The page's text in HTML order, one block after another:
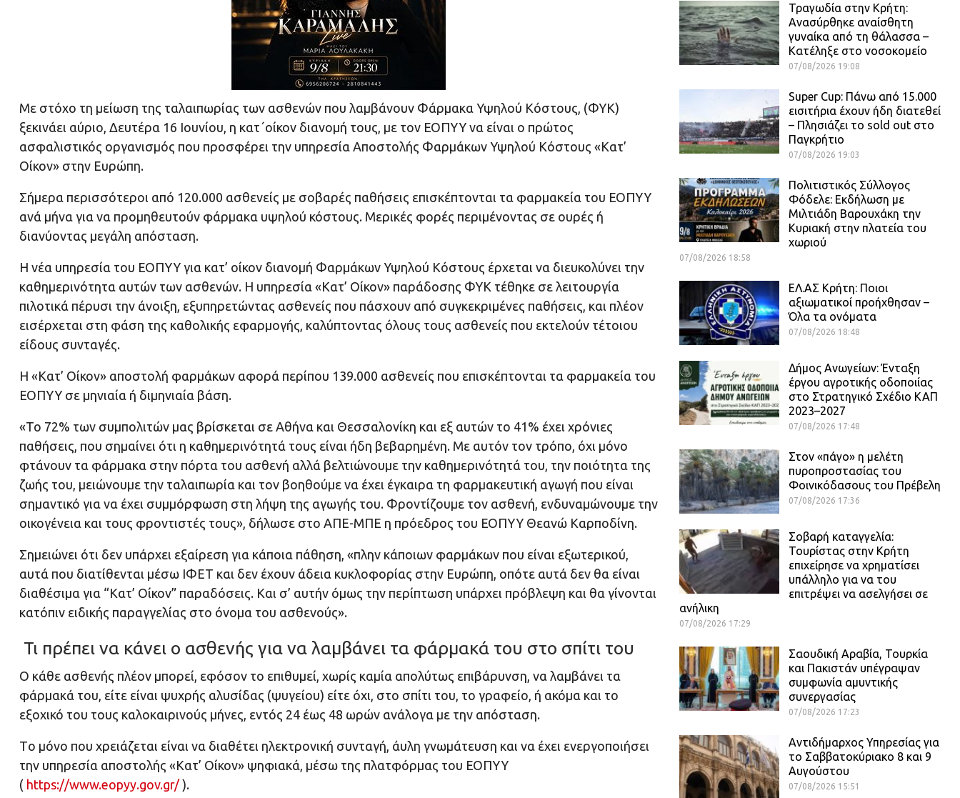
Με στόχο τη μείωση της ταλαιπωρίας των ασθενών που λαμβάνουν Φάρμακα Υψηλού Κόστους, (ΦΥΚ)
ξεκινάει αύριο, Δευτέρα 16 Ιουνίου, η κατ΄οίκον διανομή τους, με τον ΕΟΠΥΥ να είναι ο πρώτος
ασφαλιστικός οργανισμός που προσφέρει την υπηρεσία Αποστολής Φαρμάκων Υψηλού Κόστους «Κατ’
Οίκον» στην Ευρώπη.
Σήμερα περισσότεροι από 120.000 ασθενείς με σοβαρές παθήσεις επισκέπτονται τα φαρμακεία του ΕΟΠΥΥ
ανά μήνα για να προμηθευτούν φάρμακα υψηλού κόστους. Μερικές φορές περιμένοντας σε ουρές ή
διανύοντας μεγάλη απόσταση.
Η νέα υπηρεσία του ΕΟΠΥΥ για κατ’ οίκον διανομή Φαρμάκων Υψηλού Κόστους έρχεται να διευκολύνει την
καθημερινότητα αυτών των ασθενών. Η υπηρεσία «Κατ’ Οίκον» παράδοσης ΦΥΚ τέθηκε σε λειτουργία
πιλοτικά πέρυσι την άνοιξη, εξυπηρετώντας ασθενείς που πάσχουν από συγκεκριμένες παθήσεις, και πλέον
εισέρχεται στη φάση της καθολικής εφαρμογής, καλύπτοντας όλους τους ασθενείς που εκτελούν τέτοιου
είδους συνταγές.
H «Κατ’ Οίκον» αποστολή φαρμάκων αφορά περίπου 139.000 ασθενείς που επισκέπτονται τα φαρμακεία του
ΕΟΠΥΥ σε μηνιαία ή διμηνιαία βάση.
«Το 72% των συμπολιτών μας βρίσκεται σε Αθήνα και Θεσσαλονίκη και εξ αυτών το 41% έχει χρόνιες
παθήσεις, που σημαίνει ότι η καθημερινότητά τους είναι ήδη βεβαρημένη. Με αυτόν τον τρόπο, όχι μόνο
φτάνουν τα φάρμακα στην πόρτα του ασθενή αλλά βελτιώνουμε την καθημερινότητά του, την ποιότητα της
ζωής του, μειώνουμε την ταλαιπωρία και τον βοηθούμε να έχει έγκαιρα τη φαρμακευτική αγωγή που είναι
σημαντικό για να έχει συμμόρφωση στη λήψη της αγωγής του. Φροντίζουμε τον ασθενή, ενδυναμώνουμε την
οικογένεια και τους φροντιστές τους», δήλωσε στο ΑΠΕ-ΜΠΕ η πρόεδρος του ΕΟΠΥΥ Θεανώ Καρποδίνη.
Σημειώνει ότι δεν υπάρχει εξαίρεση για κάποια πάθηση, «πλην κάποιων φαρμάκων που είναι εξωτερικού,
αυτά που διατίθενται μέσω ΙΦΕΤ και δεν έχουν άδεια κυκλοφορίας στην Ευρώπη, οπότε αυτά δεν θα είναι
διαθέσιμα για “Κατ’ Οίκον” παραδόσεις. Και σ’ αυτήν όμως την περίπτωση υπάρχει πρόβλεψη και θα γίνονται
κατόπιν ειδικής παραγγελίας στο όνομα του ασθενούς».
Τι πρέπει να κάνει ο ασθενής για να λαμβάνει τα φάρμακά του στο σπίτι του
O κάθε ασθενής πλέον μπορεί, εφόσον το επιθυμεί, χωρίς καμία απολύτως επιβάρυνση, να λαμβάνει τα
φάρμακά του, είτε είναι ψυχρής αλυσίδας (ψυγείου) είτε όχι, στο σπίτι του, το γραφείο, ή ακόμα και το
εξοχικό του τους καλοκαιρινούς μήνες, εντός 24 έως 48 ωρών ανάλογα με την απόσταση.
Tο μόνο που χρειάζεται είναι να διαθέτει ηλεκτρονική συνταγή, άυλη γνωμάτευση και να έχει ενεργοποιήσει
την υπηρεσία αποστολής «Κατ’ Οίκον» ψηφιακά, μέσω της πλατφόρμας του ΕΟΠΥΥ
( https://www.eopyy.gov.gr/ ).
Τραγωδία στην Κρήτη:
Ανασύρθηκε αναίσθητη
γυναίκα από τη θάλασσα –
Κατέληξε στο νοσοκομείο
07/08/2026 19:08
Super Cup: Πάνω από 15.000
εισιτήρια έχουν ήδη διατεθεί
– Πλησιάζει το sold out στο
Παγκρήτιο
07/08/2026 19:03
Πολιτιστικός Σύλλογος
Φόδελε: Εκδήλωση με
Μιλτιάδη Βαρουχάκη την
Κυριακή στην πλατεία του
χωριού
07/08/2026 18:58
ΕΛ.ΑΣ Κρήτη: Ποιοι
αξιωματικοί προήχθησαν –
Όλα τα ονόματα
07/08/2026 18:48
Δήμος Ανωγείων: Ένταξη
έργου αγροτικής οδοποιίας
στο Στρατηγικό Σχέδιο ΚΑΠ
2023–2027
07/08/2026 17:48
Στον «πάγο» η μελέτη
πυροπροστασίας του
Φοινικόδασους του Πρέβελη
07/08/2026 17:36
Σοβαρή καταγγελία:
Τουρίστας στην Κρήτη
επιχείρησε να χρηματίσει
υπάλληλο για να του
επιτρέψει να ασελγήσει σε
ανήλικη
07/08/2026 17:29
Σαουδική Αραβία, Τουρκία
και Πακιστάν υπέγραψαν
συμφωνία αμυντικής
συνεργασίας
07/08/2026 17:23
Αντιδήμαρχος Υπηρεσίας για
το Σαββατοκύριακο 8 και 9
Αυγούστου
07/08/2026 15:51